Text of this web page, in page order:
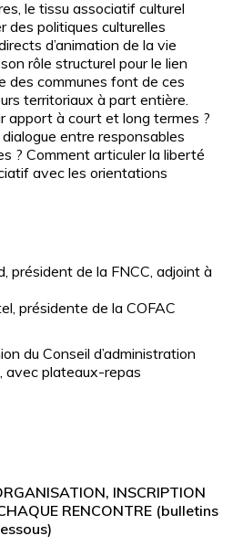
le tissu associatif culturel
des politiques culturelles
d’animation de la vie
rôle structurel pour le lien
des communes font de ces
territoriaux à part entière.
apport à court et long termes ?
entre responsables
? Comment articuler la liberté
avec les orientations
président de la FNCC, adjoint à
présidente de la COFAC
du Conseil d’administration
avec plateaux-repas
INSCRIPTION
RENCONTRE (bulletins